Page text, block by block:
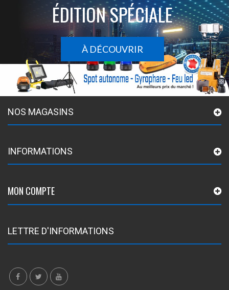
ÉDITION SPÉCIALE
À DÉCOUVRIR
NOS MAGASINS
INFORMATIONS
MON COMPTE
LETTRE D'INFORMATIONS